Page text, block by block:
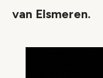
van Elsmeren.